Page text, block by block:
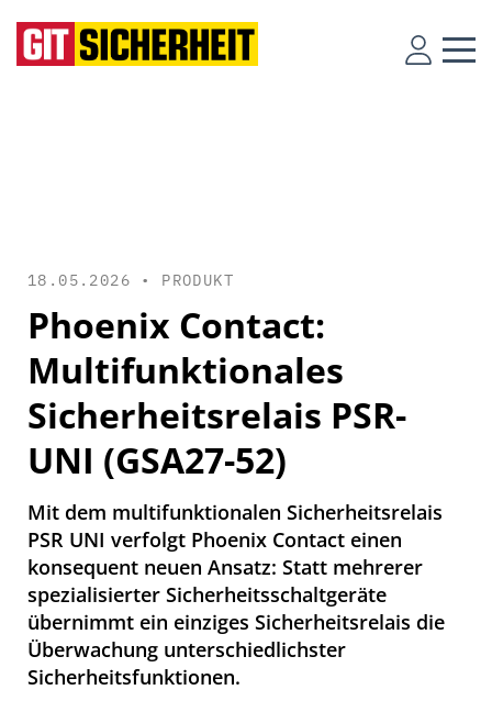
18.05.2026 • PRODUKT
Phoenix Contact:
Multifunktionales
Sicherheitsrelais PSR-
UNI (GSA27-52)
Mit dem multifunktionalen Sicherheitsrelais
PSR UNI verfolgt Phoenix Contact einen
konsequent neuen Ansatz: Statt mehrerer
spezialisierter Sicherheitsschaltgeräte
übernimmt ein einziges Sicherheitsrelais die
Überwachung unterschiedlichster
Sicherheitsfunktionen.